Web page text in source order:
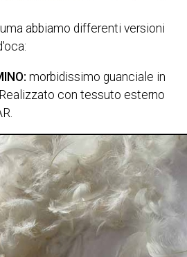
abbiamo differenti versioni
morbidissimo guanciale in
con tessuto esterno